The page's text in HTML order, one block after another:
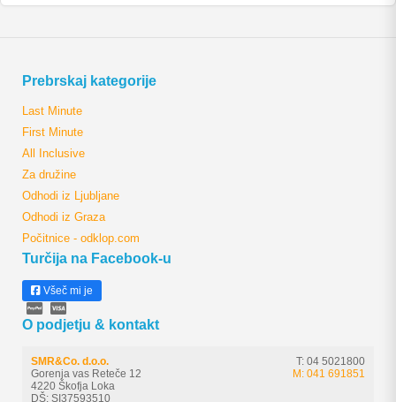
Prebrskaj kategorije
Last Minute
First Minute
All Inclusive
Za družine
Odhodi iz Ljubljane
Odhodi iz Graza
Počitnice - odklop.com
Turčija na Facebook-u
Všeč mi je
O podjetju & kontakt
SMR&Co. d.o.o.
Gorenja vas Reteče 12
4220 Škofja Loka
DŠ: SI37593510
T: 04 5021800
M: 041 691851